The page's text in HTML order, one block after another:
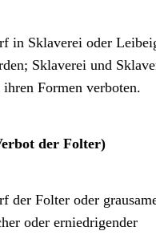
in Sklaverei oder
Sklaverei und
Formen verboten.
der Folter)
der Folter oder
oder erniedrigender